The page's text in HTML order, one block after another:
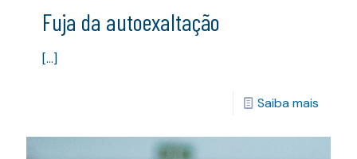
Fuja da autoexaltação
[…]
Saiba mais